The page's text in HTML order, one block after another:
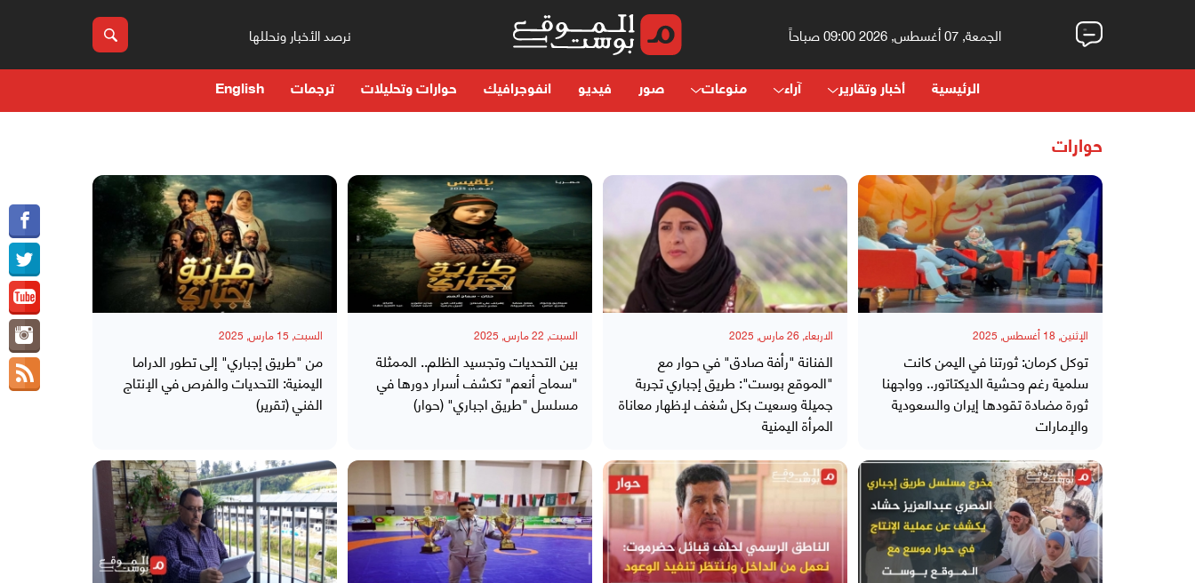
الجمعة, 07 أغسطس, 2026 09:00 صباحاً نرصد الأخبار ونحللها
الرئيسية أخبار وتقارير آراء منوعات صور فيديو انفوجرافيك حوارات وتحليلات ترجمات English
حوارات
الإثنين, 18 أغسطس, 2025
توكل كرمان: ثورتنا في اليمن كانت
سلمية رغم وحشية الديكتاتور.. وواجهنا
ثورة مضادة تقودها إيران والسعودية
والإمارات
الاربعاء, 26 مارس, 2025
الفنانة "رأفة صادق" في حوار مع
"الموقع بوست": طريق إجباري تجربة
جميلة وسعيت بكل شغف لإظهار معاناة
المرأة اليمنية
السبت, 22 مارس, 2025
بين التحديات وتجسيد الظلم.. الممثلة
"سماح أنعم" تكشف أسرار دورها في
مسلسل "طريق اجباري" (حوار)
السبت, 15 مارس, 2025
من "طريق إجباري" إلى تطور الدراما
اليمنية: التحديات والفرص في الإنتاج
الفني (تقرير)